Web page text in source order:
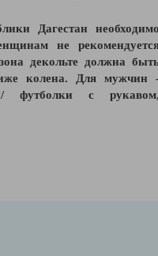
Дагестан
не
декольте должна
колена. Для мужчин
футболки с